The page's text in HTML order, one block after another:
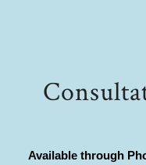
Available through